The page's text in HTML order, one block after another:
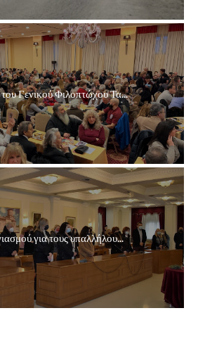
Γενικού Φιλοπτώχου Τα...
για τους υπαλλήλου...